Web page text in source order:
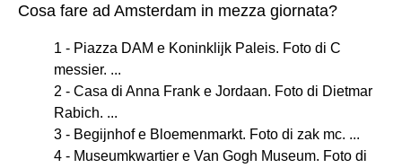
Cosa fare ad Amsterdam in mezza giornata?
1 - Piazza DAM e Koninklijk Paleis. Foto di C
messier. ...
2 - Casa di Anna Frank e Jordaan. Foto di Dietmar
Rabich. ...
3 - Begijnhof e Bloemenmarkt. Foto di zak mc. ...
4 - Museumkwartier e Van Gogh Museum. Foto di